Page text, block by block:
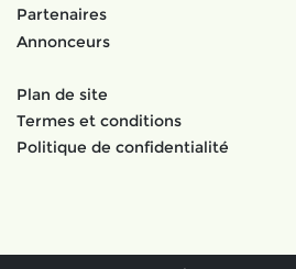
Partenaires
Annonceurs
Plan de site
Termes et conditions
Politique de confidentialité